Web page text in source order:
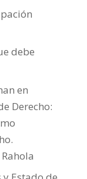
debe
en
Derecho: